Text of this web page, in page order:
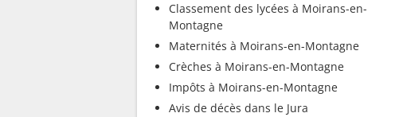
Classement des lycées à Moirans-en-
Montagne
Maternités à Moirans-en-Montagne
Crèches à Moirans-en-Montagne
Impôts à Moirans-en-Montagne
Avis de décès dans le Jura